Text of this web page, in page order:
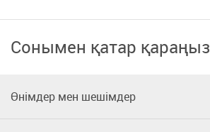
Сонымен қатар қараңыз
Өнімдер мен шешімдер